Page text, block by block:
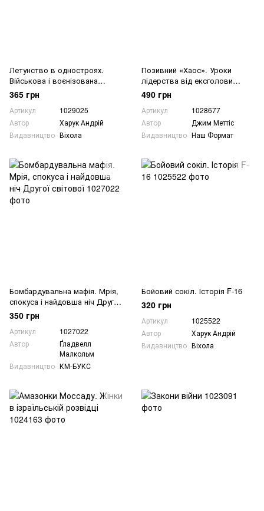
Летунство в одностроях.
Військова і воєнізована
авіація України
365 грн
Артикул
1029025
Автор
Харук Андрій
Видавництво Віхола
Позивний «Хаос». Уроки
лідерства від ексголови
Пентагону
490 грн
Артикул
1028677
Автор
Джим Меттіс
Видавництво Наш Формат
Бомбардувальна мафія. Мрія,
спокуса і найдовша ніч Другої
світової
350 грн
Артикул
1027022
Автор
Ґладвелл
Малкольм
Видавництво КМ-БУКС
Бойовий сокіл. Історія F-16
320 грн
Артикул
1025522
Автор
Харук Андрій
Видавництво Віхола